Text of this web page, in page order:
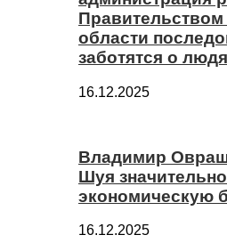
области
заботятся о
16.12.2025
Владимир
Шуя
экономическую
16.12.2025